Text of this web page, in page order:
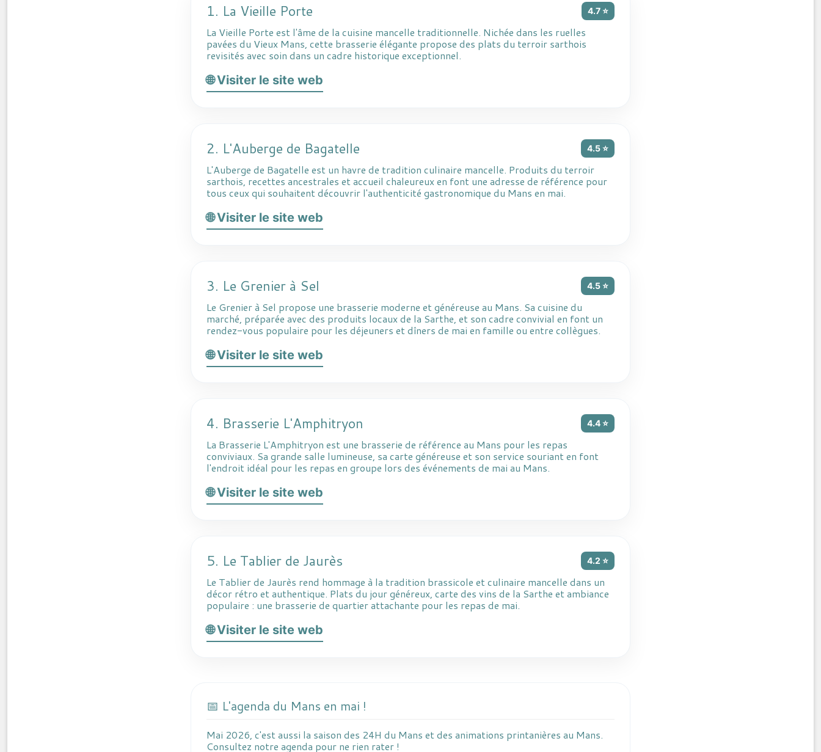
1. La Vieille Porte 4.7 ⭐
La Vieille Porte est l'âme de la cuisine mancelle traditionnelle. Nichée dans les ruelles
pavées du Vieux Mans, cette brasserie élégante propose des plats du terroir sarthois
revisités avec soin dans un cadre historique exceptionnel.
🌐 Visiter le site web
2. L'Auberge de Bagatelle 4.5 ⭐
L'Auberge de Bagatelle est un havre de tradition culinaire mancelle. Produits du terroir
sarthois, recettes ancestrales et accueil chaleureux en font une adresse de référence pour
tous ceux qui souhaitent découvrir l'authenticité gastronomique du Mans en mai.
🌐 Visiter le site web
3. Le Grenier à Sel 4.5 ⭐
Le Grenier à Sel propose une brasserie moderne et généreuse au Mans. Sa cuisine du
marché, préparée avec des produits locaux de la Sarthe, et son cadre convivial en font un
rendez-vous populaire pour les déjeuners et dîners de mai en famille ou entre collègues.
🌐 Visiter le site web
4. Brasserie L'Amphitryon 4.4 ⭐
La Brasserie L'Amphitryon est une brasserie de référence au Mans pour les repas
conviviaux. Sa grande salle lumineuse, sa carte généreuse et son service souriant en font
l'endroit idéal pour les repas en groupe lors des événements de mai au Mans.
🌐 Visiter le site web
5. Le Tablier de Jaurès 4.2 ⭐
Le Tablier de Jaurès rend hommage à la tradition brassicole et culinaire mancelle dans un
décor rétro et authentique. Plats du jour généreux, carte des vins de la Sarthe et ambiance
populaire : une brasserie de quartier attachante pour les repas de mai.
🌐 Visiter le site web
📅 L'agenda du Mans en mai !
Mai 2026, c'est aussi la saison des 24H du Mans et des animations printanières au Mans.
Consultez notre agenda pour ne rien rater !